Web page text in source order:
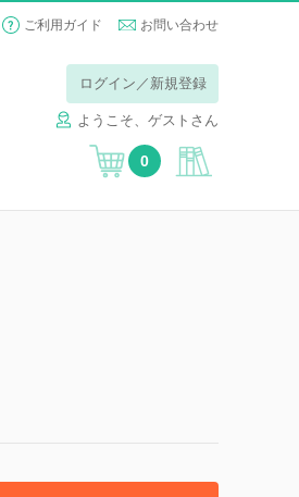
ご利用ガイド お問い合わせ
ログイン／新規登録
ようこそ、ゲストさん
0